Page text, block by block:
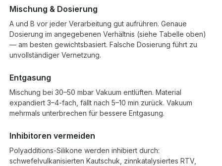
Mischung & Dosierung
A und B vor jeder Verarbeitung gut aufrühren. Genaue
Dosierung im angegebenen Verhältnis (siehe Tabelle oben)
— am besten gewichtsbasiert. Falsche Dosierung führt zu
unvollständiger Vernetzung.
Entgasung
Mischung bei 30–50 mbar Vakuum entlüften. Material
expandiert 3–4-fach, fällt nach 5–10 min zurück. Vakuum
mehrmals unterbrechen für bessere Entgasung.
Inhibitoren vermeiden
Polyadditions-Silikone werden inhibiert durch:
schwefelvulkanisierten Kautschuk, zinnkatalysiertes RTV,